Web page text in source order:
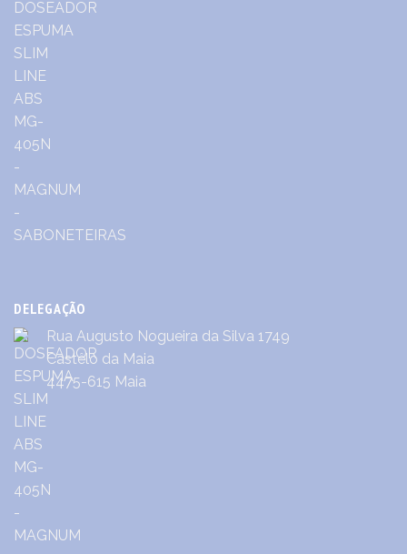
DELEGAÇÃO
Rua Augusto Nogueira da Silva 1749
Castêlo da Maia
4475-615 Maia